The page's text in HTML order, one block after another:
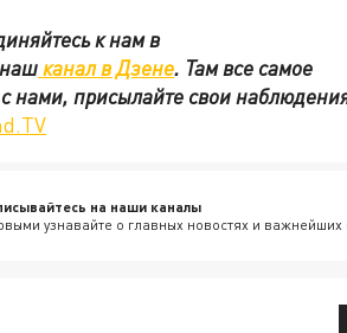
к нам в
канал в Дзене. Там все самое
нами, присылайте свои
на наши каналы
узнавайте о главных новостях и важнейших